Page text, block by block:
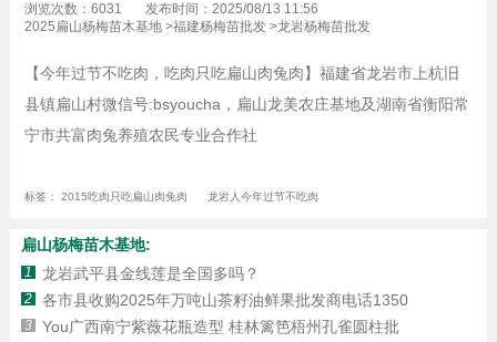
浏览次数：6031
发布时间：2025/08/13 11:56
2025扁山杨梅苗木基地>福建杨梅苗批发>龙岩杨梅苗批发
【今年过节不吃肉，吃肉只吃扁山肉兔肉】福建省龙岩市上杭旧
县镇扁山村微信号:bsyoucha，扁山龙美农庄基地及湖南省衡阳常
宁市共富肉兔养殖农民专业合作社
标签： 2015吃肉只吃扁山肉兔肉 龙岩人今年过节不吃肉
扁山杨梅苗木基地:
1 龙岩武平县金线莲是全国多吗？
2 各市县收购2025年万吨山茶籽油鲜果批发商电话1350
3 You广西南宁紫薇花瓶造型 桂林篱笆梧州孔雀圆柱批